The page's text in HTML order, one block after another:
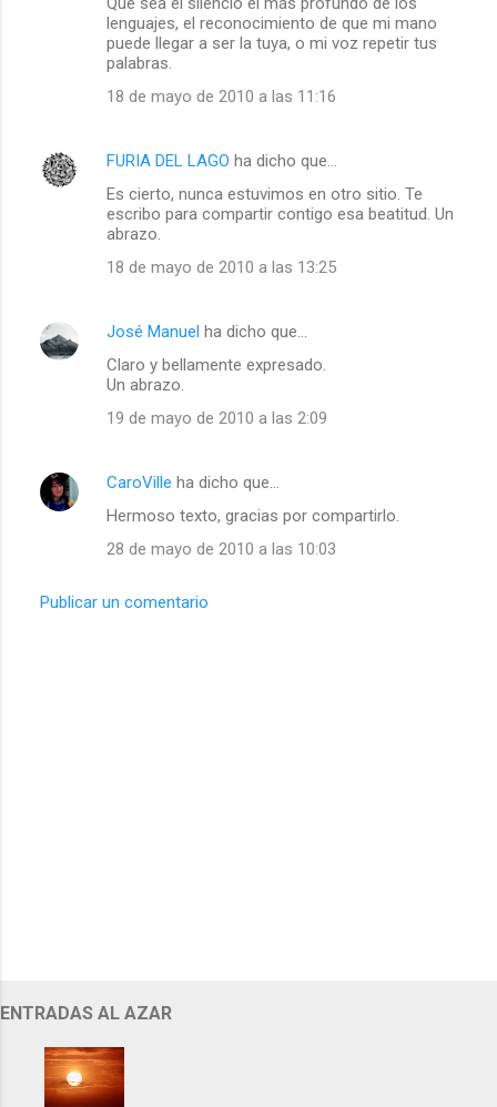
r
lenguajes, el reconocimiento de que mi mano
puede llegar a ser la tuya, o mi voz repetir tus
palabras.
18 de mayo de 2010 a las 11:16
FURIA DEL LAGO ha dicho que…
Es cierto, nunca estuvimos en otro sitio. Te
escribo para compartir contigo esa beatitud. Un
abrazo.
18 de mayo de 2010 a las 13:25
José Manuel ha dicho que…
Claro y bellamente expresado.
Un abrazo.
19 de mayo de 2010 a las 2:09
CaroVille ha dicho que…
Hermoso texto, gracias por compartirlo.
28 de mayo de 2010 a las 10:03
Publicar un comentario
ENTRADAS AL AZAR